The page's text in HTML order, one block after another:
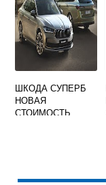
ШКОДА СУПЕРБ
НОВАЯ
СТОИМОСТЬ